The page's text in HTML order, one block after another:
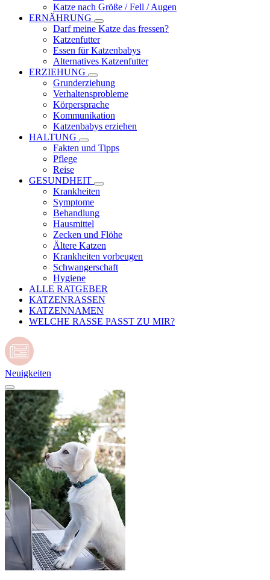
Katze nach Größe / Fell / Augen
ERNÄHRUNG
Darf meine Katze das fressen?
Katzenfutter
Essen für Katzenbabys
Alternatives Katzenfutter
ERZIEHUNG
Grunderziehung
Verhaltensprobleme
Körpersprache
Kommunikation
Katzenbabys erziehen
HALTUNG
Fakten und Tipps
Pflege
Reise
GESUNDHEIT
Krankheiten
Symptome
Behandlung
Hausmittel
Zecken und Flöhe
Ältere Katzen
Krankheiten vorbeugen
Schwangerschaft
Hygiene
ALLE RATGEBER
KATZENRASSEN
KATZENNAMEN
WELCHE RASSE PASST ZU MIR?
Neuigkeiten